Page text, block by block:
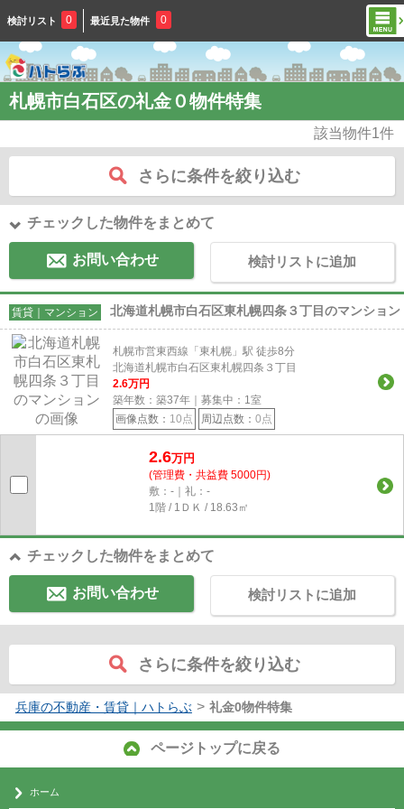
検討リスト 0 最近見た物件 0
札幌市白石区の礼金０物件特集
該当物件1件
さらに条件を絞り込む
チェックした物件をまとめて
お問い合わせ 検討リストに追加
賃貸｜マンション 北海道札幌市白石区東札幌四条３丁目のマンション
札幌市営東西線「東札幌」駅 徒歩8分
北海道札幌市白石区東札幌四条３丁目
2.6万円
築年数：築37年｜募集中： 1室
画像点数： 10点 周辺点数： 0点
2.6万円
(管理費・共益費 5000円)
敷：-｜礼：-
1階 / 1ＤＫ / 18.63㎡
チェックした物件をまとめて
お問い合わせ 検討リストに追加
さらに条件を絞り込む
兵庫の不動産・賃貸｜ハトらぶ > 礼金0物件特集
ページトップに戻る
ホーム